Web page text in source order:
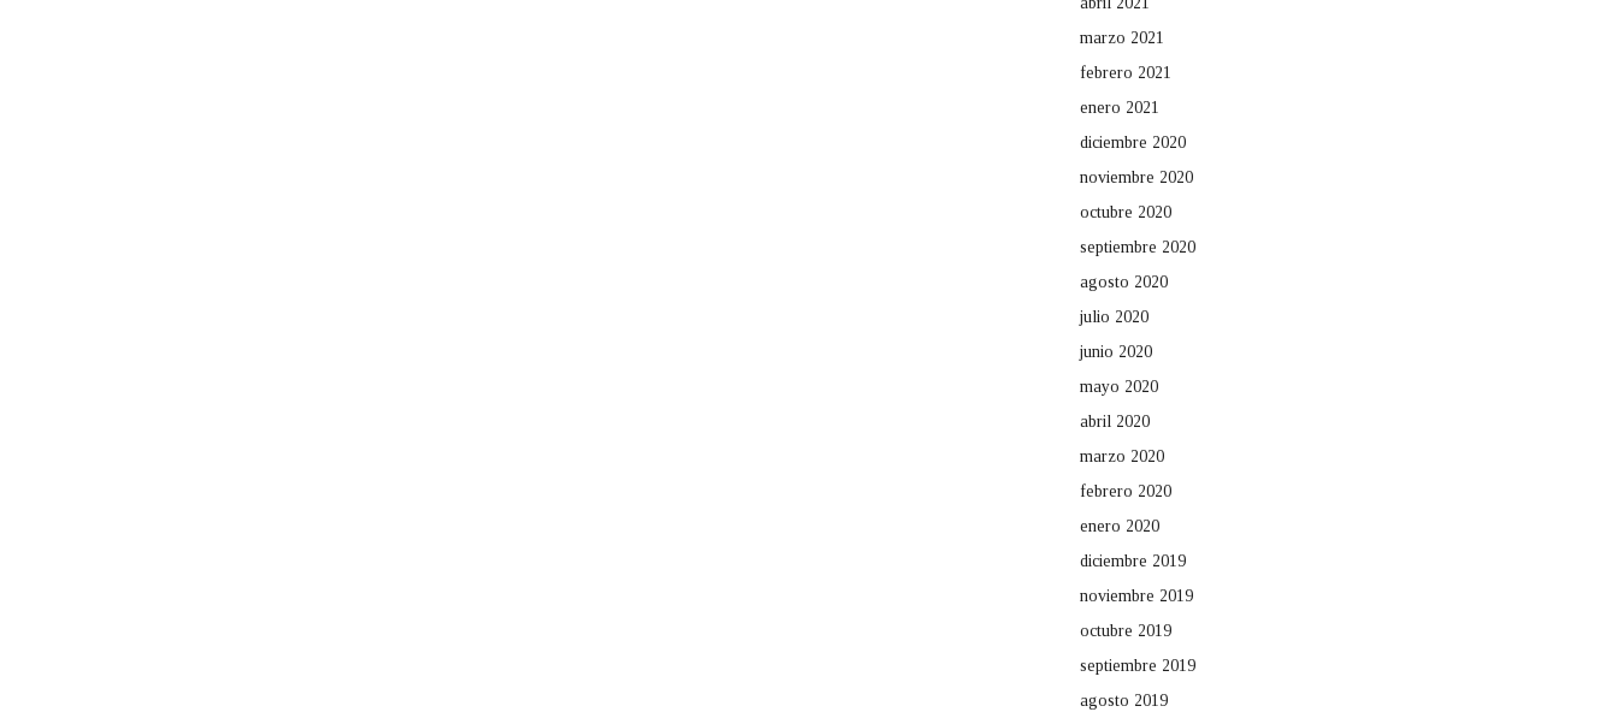
marzo 2021
febrero 2021
enero 2021
diciembre 2020
noviembre 2020
octubre 2020
septiembre 2020
agosto 2020
julio 2020
junio 2020
mayo 2020
abril 2020
marzo 2020
febrero 2020
enero 2020
diciembre 2019
noviembre 2019
octubre 2019
septiembre 2019
agosto 2019